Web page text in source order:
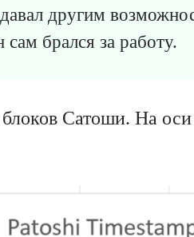
другим
брался за работу.
Сатоши. На